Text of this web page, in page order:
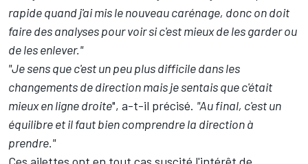
rapide quand j'ai mis le nouveau carénage, donc on doit
faire des analyses pour voir si c'est mieux de les garder ou
de les enlever."
"Je sens que c'est un peu plus difficile dans les
changements de direction mais je sentais que c'était
mieux en ligne droite", a-t-il précisé. "Au final, c'est un
équilibre et il faut bien comprendre la direction à
prendre."